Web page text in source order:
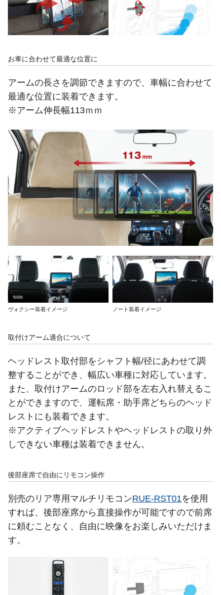
お車に合わせて最適な位置に
アームの長さを調節できますので、車幅に合わせて
最適な位置に装着できます。
※アーム伸長幅113ｍｍ
ヴォクシー装着イメージ ノート装着イメージ
取付けアーム適合について
ヘッドレスト取付部をシャフト幅/径にあわせて調
整することができ、幅広い車種に対応しています。
また、取付けアームのロッド部を左右入れ替えるこ
とができますので、運転席・助手席どちらのヘッド
レストにも装着できます。
※アクティブヘッドレストやヘッドレストの取り外
しできない車種は装着できません。
後部座席で自由にリモコン操作
別売のリア専用マルチリモコンRUE-RST01を使用
すれば、後部座席から直接操作が可能ですので前席
に頼むことなく、自由に映像をお楽しみいただけま
す。